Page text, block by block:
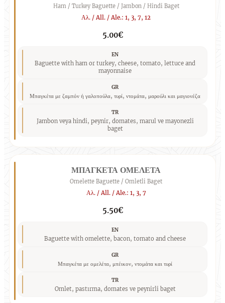
Ham / Turkey Baguette / Jambon / Hindi Baget
Αλ. / All. / Ale.: 1, 3, 7, 12
5.00€
EN
Baguette with ham or turkey, cheese, tomato, lettuce and
mayonnaise
GR
Μπαγκέτα με ζαμπόν ή γαλοπούλα, τυρί, ντομάτα, μαρούλι και μαγιονέζα
TR
Jambon veya hindi, peynir, domates, marul ve mayonezli
baget
ΜΠΑΓΚΕΤΑ ΟΜΕΛΕΤΑ
Omelette Baguette / Omletli Baget
Αλ. / All. / Ale.: 1, 3, 7
5.50€
EN
Baguette with omelette, bacon, tomato and cheese
GR
Μπαγκέτα με ομελέτα, μπέικον, ντομάτα και τυρί
TR
Omlet, pastırma, domates ve peynirli baget